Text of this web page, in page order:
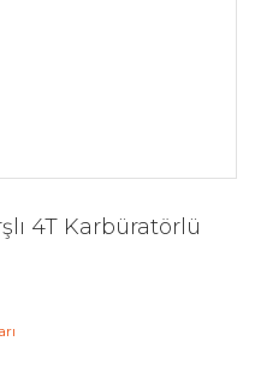
4T Karbüratörlü